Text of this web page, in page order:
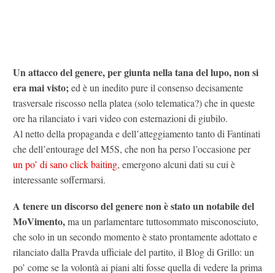
Un attacco del genere, per giunta nella tana del lupo, non si
era mai visto;ed è un inedito pure il consenso decisamente
trasversale riscosso nella platea (solo telematica?) che in queste
ore ha rilanciato i vari video con esternazioni di giubilo.
Al netto della propaganda e dell’atteggiamento tanto di Fantinati
che dell’entourage del M5S, che non ha perso l’occasione per
un po’ di sano click baiting, emergono alcuni dati su cui è
interessante soffermarsi.
A tenere un discorso del genere non è stato un notabile del
MoVimento,ma un parlamentare tuttosommato misconosciuto,
che solo in un secondo momento è stato prontamente adottato e
rilanciato dalla Pravda ufficiale del partito, il Blog di Grillo: un
po’ come se la volontà ai piani alti fosse quella di vedere la prima